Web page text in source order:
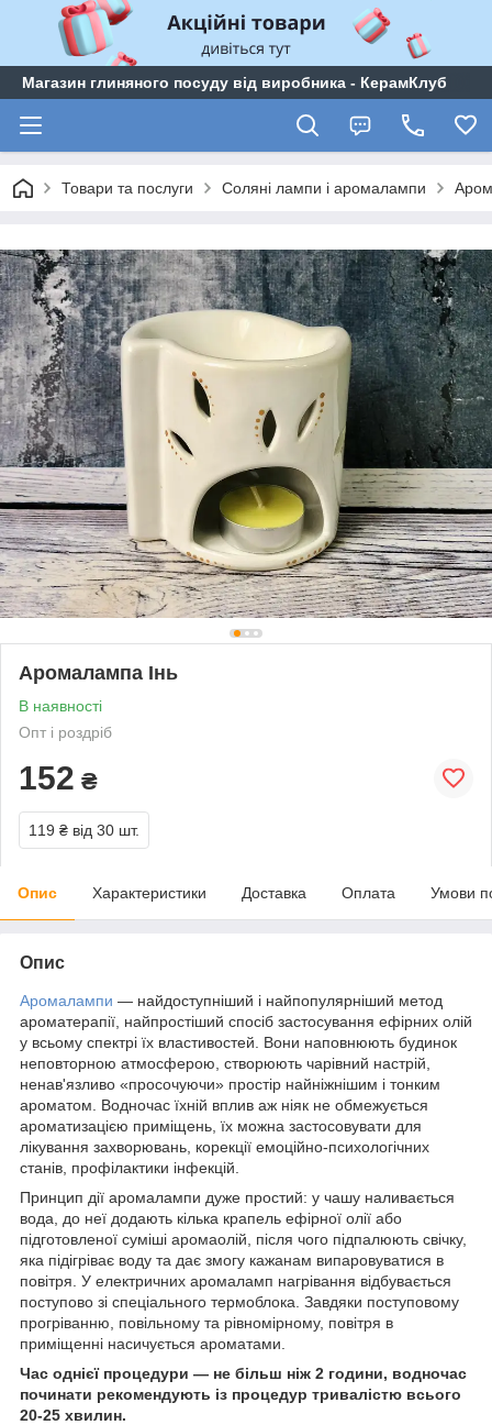
Магазин глиняного посуду від виробника - КерамКлуб
Товари та послуги Соляні лампи і аромалампи
Аромалампа Інь
В наявності
Опт і роздріб
152 ₴
119 ₴ від 30 шт.
Опис Характеристики Доставка Оплата Умови
Опис
Аромалампи — найдоступніший і найпопулярніший метод
ароматерапії, найпростіший спосіб застосування ефірних олій
у всьому спектрі їх властивостей. Вони наповнюють будинок
неповторною атмосферою, створюють чарівний настрій,
ненав'язливо «просочуючи» простір найніжнішим і тонким
ароматом. Водночас їхній вплив аж ніяк не обмежується
ароматизацією приміщень, їх можна застосовувати для
лікування захворювань, корекції емоційно-психологічних
станів, профілактики інфекцій.
Принцип дії аромалампи дуже простий: у чашу наливається
вода, до неї додають кілька крапель ефірної олії або
підготовленої суміші аромаолій, після чого підпалюють свічку,
яка підігріває воду та дає змогу кажанам випаровуватися в
повітря. У електричних аромаламп нагрівання відбувається
поступово зі спеціального термоблока. Завдяки поступовому
прогріванню, повільному та рівномірному, повітря в
приміщенні насичується ароматами.
Час однієї процедури — не більш ніж 2 години, водночас
починати рекомендують із процедур тривалістю всього
20-25 хвилин.